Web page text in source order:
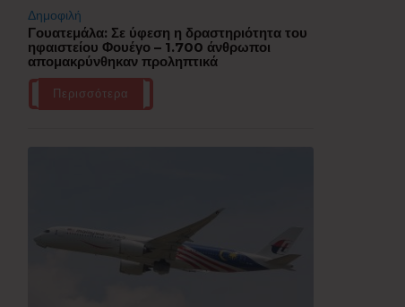
Δημοφιλή
Γουατεμάλα: Σε ύφεση η δραστηριότητα του
ηφαιστείου Φουέγο – 1.700 άνθρωποι
απομακρύνθηκαν προληπτικά
Περισσότερα